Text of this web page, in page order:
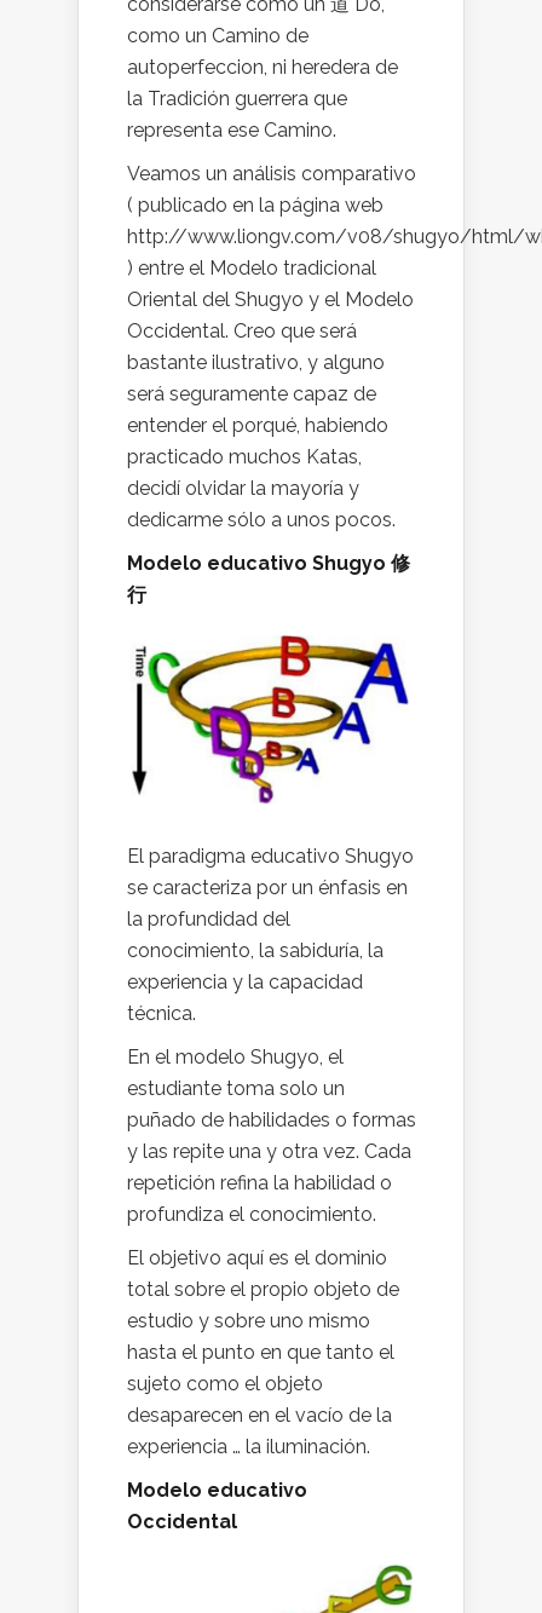
como un Camino de
autoperfeccion, ni heredera de
la Tradición guerrera que
representa ese Camino.
Veamos un análisis comparativo
( publicado en la página web
http://www.liongv.com/v08/shugyo/html/
) entre el Modelo tradicional
Oriental del Shugyo y el Modelo
Occidental. Creo que será
bastante ilustrativo, y alguno
será seguramente capaz de
entender el porqué, habiendo
practicado muchos Katas,
decidí olvidar la mayoría y
dedicarme sólo a unos pocos.
Modelo educativo Shugyo 修
行
El paradigma educativo Shugyo
se caracteriza por un énfasis en
la profundidad del
conocimiento, la sabiduría, la
experiencia y la capacidad
técnica.
En el modelo Shugyo, el
estudiante toma solo un
puñado de habilidades o formas
y las repite una y otra vez. Cada
repetición refina la habilidad o
profundiza el conocimiento.
El objetivo aquí es el dominio
total sobre el propio objeto de
estudio y sobre uno mismo
hasta el punto en que tanto el
sujeto como el objeto
desaparecen en el vacío de la
experiencia … la iluminación.
Modelo educativo
Occidental